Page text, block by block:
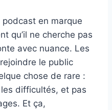
en marque
qu’il ne cherche pas
avec nuance. Les
le public
chose de rare :
difficultés, et pas
Et ça,